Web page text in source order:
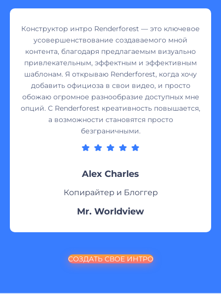
Конструктор интро Renderforest — это ключевое
усовершенствование создаваемого мной
контента, благодаря предлагаемым визуально
привлекательным, эффектным и эффективным
шаблонам. Я открываю Renderforest, когда хочу
добавить официоза в свои видео, и просто
обожаю огромное разнообразие доступных мне
опций. С Renderforest креативность повышается,
а возможности становятся просто
безграничными.
Alex Charles
Копирайтер и Блоггер
Mr. Worldview
СОЗДАТЬ СВОЕ ИНТРО